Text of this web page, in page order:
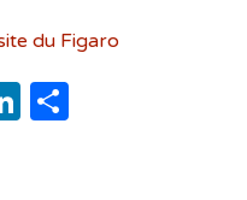
du Figaro
LinkedIn